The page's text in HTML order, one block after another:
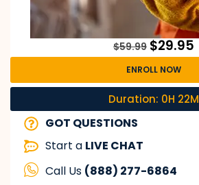
$59.99 $29.95
ENROLL NOW
Duration: 0H 22M
GOT QUESTIONS
Start a LIVE CHAT
Call Us (888) 277-6864